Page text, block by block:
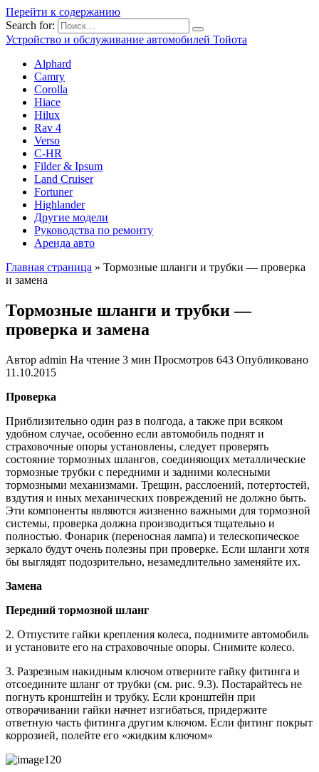
Перейти к содержанию
Search for:
Устройство и обслуживание автомобилей Тойота
Alphard
Camry
Corolla
Hiace
Hilux
Rav 4
Verso
C-HR
Filder & Ipsum
Land Cruiser
Fortuner
Highlander
Другие модели
Руководства по ремонту
Аренда авто
Главная страница » Тормозные шланги и трубки — проверка
и замена
Тормозные шланги и трубки —
проверка и замена
Автор admin На чтение 3 мин Просмотров 643 Опубликовано
11.10.2015
Проверка
Приблизительно один раз в полгода, а также при всяком
удобном случае, особенно если автомобиль поднят и
страховочные опоры установлены, следует проверять
состояние тормозных шлангов, соединяющих металлические
тормозные трубки с передними и задними колесными
тормозными механизмами. Трещин, расслоений, потертостей,
вздутия и иных механических повреждений не должно быть.
Эти компоненты являются жизненно важными для тормозной
системы, проверка должна производиться тщательно и
полностью. Фонарик (переносная лампа) и телескопическое
зеркало будут очень полезны при проверке. Если шланги хотя
бы выглядят подозрительно, незамедлительно заменяйте их.
Замена
Передний тормозной шланг
2. Отпустите гайки крепления колеса, поднимите автомобиль
и установите его на страховочные опоры. Снимите колесо.
3. Разрезным накидным ключом отверните гайку фитинга и
отсоедините шланг от трубки (см. рис. 9.3). Постарайтесь не
погнуть кронштейн и трубку. Если кронштейн при
отворачивании гайки начнет изгибаться, придержите
ответную часть фитинга другим ключом. Если фитинг покрыт
коррозией, полейте его «жидким ключом»